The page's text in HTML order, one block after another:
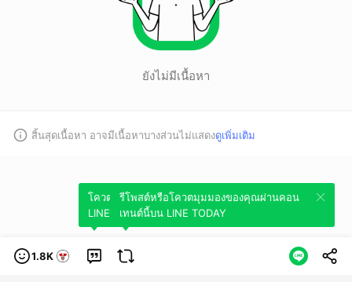
ยังไม่มีเนื้อหา
สิ้นสุดเนื้อหา อาจมีเนื้อหาบางส่วนไม่แสดงดูเพิ่มเติม
1.8K
โควตมุมมองของคุณผ่านคอนเทนต์นี้บน
LINE TODAY
รีโพสต์หรือโควตมุมมองของคุณผ่านคอน
เทนต์นี้บน LINE TODAY